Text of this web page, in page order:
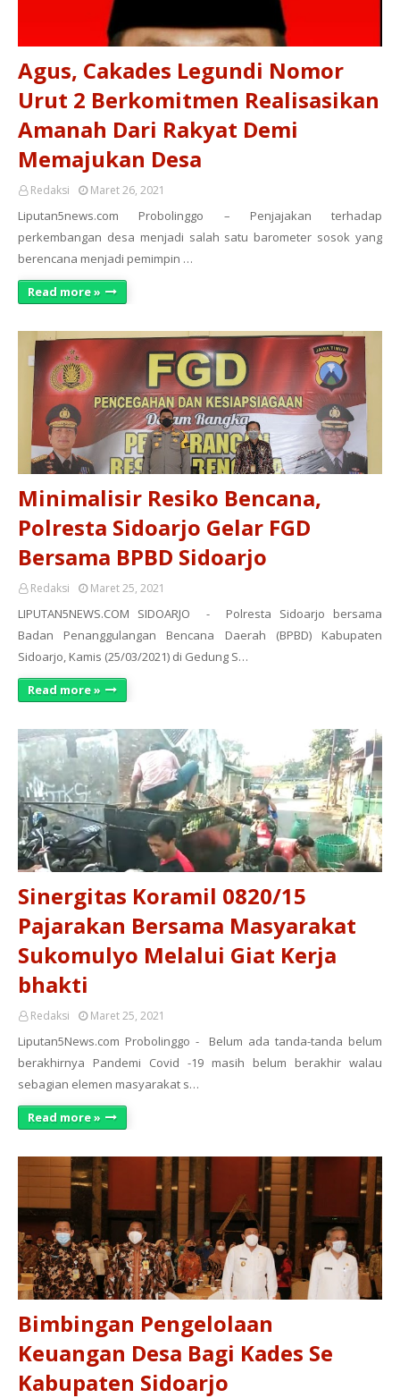
Agus, Cakades Legundi Nomor
Urut 2 Berkomitmen Realisasikan
Amanah Dari Rakyat Demi
Memajukan Desa
Redaksi Maret 26, 2021
Liputan5news.com Probolinggo – Penjajakan terhadap
perkembangan desa menjadi salah satu barometer sosok yang
berencana menjadi pemimpin …
Read more »
Minimalisir Resiko Bencana,
Polresta Sidoarjo Gelar FGD
Bersama BPBD Sidoarjo
Redaksi Maret 25, 2021
LIPUTAN5NEWS.COM SIDOARJO - Polresta Sidoarjo bersama
Badan Penanggulangan Bencana Daerah (BPBD) Kabupaten
Sidoarjo, Kamis (25/03/2021) di Gedung S…
Read more »
Sinergitas Koramil 0820/15
Pajarakan Bersama Masyarakat
Sukomulyo Melalui Giat Kerja
bhakti
Redaksi Maret 25, 2021
Liputan5News.com Probolinggo - Belum ada tanda-tanda belum
berakhirnya Pandemi Covid -19 masih belum berakhir walau
sebagian elemen masyarakat s…
Read more »
Bimbingan Pengelolaan
Keuangan Desa Bagi Kades Se
Kabupaten Sidoarjo